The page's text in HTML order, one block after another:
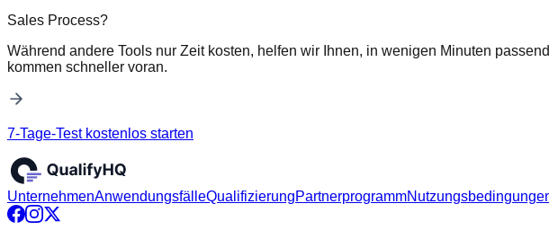
Sales Process?
Während andere Tools nur Zeit kosten, helfen wir Ihnen, in wenigen Minuten
kommen schneller voran.
7-Tage-Test kostenlos starten
UnternehmenAnwendungsfälleQualifizierungPartnerprogramm